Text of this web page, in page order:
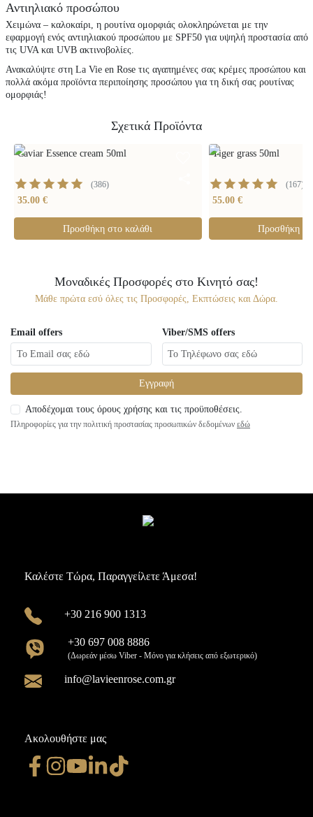
Αντιηλιακό προσώπου
Χειμώνα – καλοκαίρι, η ρουτίνα ομορφιάς ολοκληρώνεται με την
εφαρμογή ενός αντιηλιακού προσώπου με SPF50 για υψηλή προστασία από
τις UVA και UVB ακτινοβολίες.
Ανακαλύψτε στη La Vie en Rose τις αγαπημένες σας κρέμες προσώπουκαι
πολλά ακόμα προϊόντα περιποίησης προσώπου για τη δική σας ρουτίνας
ομορφιάς!
Σχετικά Προϊόντα
Caviar Essence cream 50ml
(386)
35.00 €
Προσθήκη στο καλάθι
Tiger grass 50ml
(167)
55.00 €
Προσθήκη
Μοναδικές Προσφορές στο Κινητό σας!
Μάθε πρώτα εσύ όλες τις Προσφορές, Εκπτώσεις και Δώρα.
Email offers Viber/SMS offers
Εγγραφή
Αποδέχομαι τους όρους χρήσης και τις προϋποθέσεις.
Πληροφορίες για την πολιτική προστασίας προσωπικών δεδομένων εδώ
Καλέστε Τώρα, Παραγγείλετε Άμεσα!
+30 216 900 1313
+30 697 008 8886
(Δωρεάν μέσω Viber - Μόνο για κλήσεις από εξωτερικό)
info@lavieenrose.com.gr
Ακολουθήστε μας